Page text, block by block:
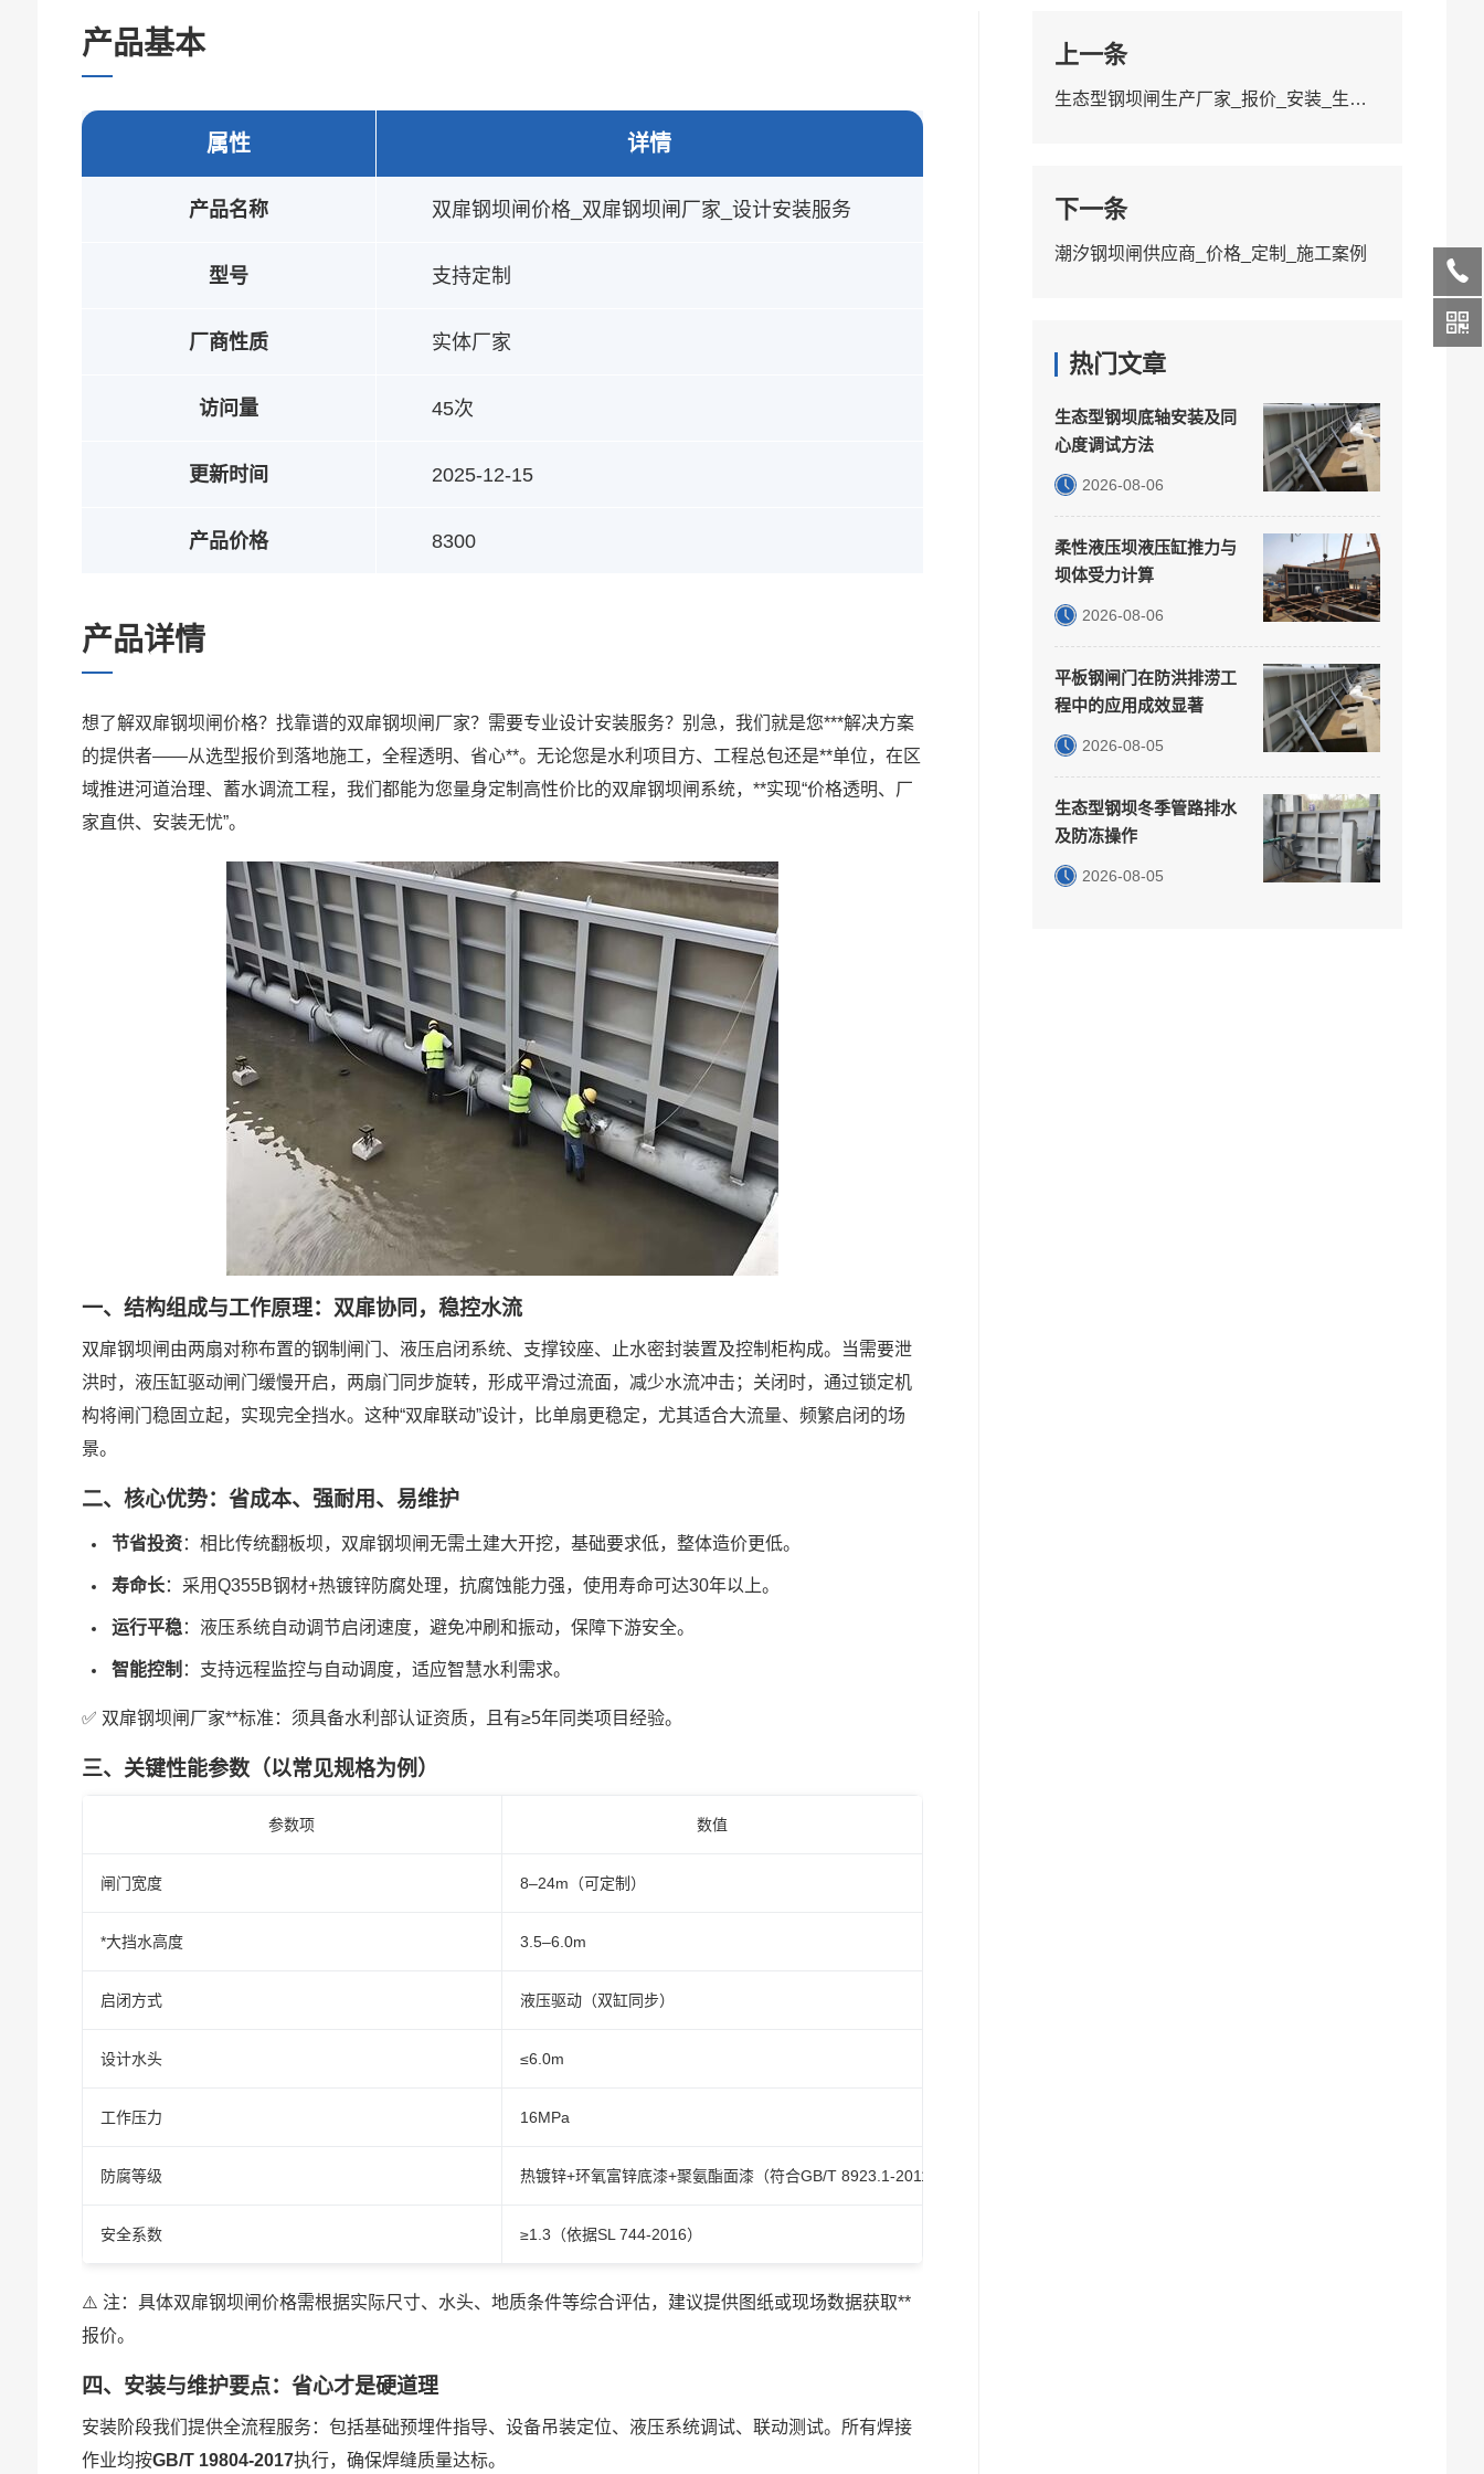
产品基本
参数
属性
产品名称
型号
厂商性质
访问量
更新时间
产品价格
详情
双扉钢坝闸价格_双扉钢坝闸厂家_设计安装服务
支持定制
实体厂家
45次
2025-12-15
8300
产品详情
想了解双扉钢坝闸价格？找靠谱的双扉钢坝闸厂家？需要专业设计安装服务？别急，我们就是您***解决方案
的提供者——从选型报价到落地施工，全程透明、省心**。无论您是水利项目方、工程总包还是**单位，在区
域推进河道治理、蓄水调流工程，我们都能为您量身定制高性价比的双扉钢坝闸系统，**实现“价格透明、厂
家直供、安装无忧”。
一、结构组成与工作原理：双扉协同，稳控水流
双扉钢坝闸由两扇对称布置的钢制闸门、液压启闭系统、支撑铰座、止水密封装置及控制柜构成。当需要泄
洪时，液压缸驱动闸门缓慢开启，两扇门同步旋转，形成平滑过流面，减少水流冲击；关闭时，通过锁定机
构将闸门稳固立起，实现完全挡水。这种“双扉联动”设计，比单扇更稳定，尤其适合大流量、频繁启闭的场
景。
二、核心优势：省成本、强耐用、易维护
节省投资：相比传统翻板坝，双扉钢坝闸无需土建大开挖，基础要求低，整体造价更低。
寿命长：采用Q355B钢材+热镀锌防腐处理，抗腐蚀能力强，使用寿命可达30年以上。
运行平稳：液压系统自动调节启闭速度，避免冲刷和振动，保障下游安全。
智能控制 ：支持远程监控与自动调度，适应智慧水利需求。
✅ 双扉钢坝闸厂家**标准：须具备水利部认证资质，且有≥5年同类项目经验。
三、关键性能参数（以常见规格为例）
参数项 数值
闸门宽度 8–24m（可定制）
*大挡水高度 3.5–6.0m
启闭方式 液压驱动（双缸同步）
设计水头 ≤6.0m
工作压力 16MPa
防腐等级 热镀锌+环氧富锌底漆+聚氨酯面漆（符合GB/T 8923.1-2011）
安全系数 ≥1.3（依据SL 744-2016）
⚠️ 注：具体双扉钢坝闸价格需根据实际尺寸、水头、地质条件等综合评估，建议提供图纸或现场数据获取**
报价。
四、安装与维护要点：省心才是硬道理
安装阶段我们提供全流程服务：包括基础预埋件指导、设备吊装定位、液压系统调试、联动测试。所有焊接
作业均按GB/T 19804-2017执行，确保焊缝质量达标。
上一条
生态型钢坝闸生产厂家_报价_安装_生态方案
下一条
潮汐钢坝闸供应商_价格_定制_施工案例
热门文章
生态型钢坝底轴安装及同
心度调试方法
2026-08-06
柔性液压坝液压缸推力与
坝体受力计算
2026-08-06
平板钢闸门在防洪排涝工
程中的应用成效显著
2026-08-05
生态型钢坝冬季管路排水
及防冻操作
2026-08-05